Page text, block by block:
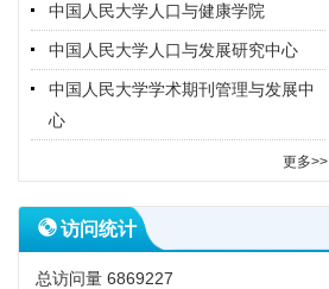
中国人民大学人口与健康学院
中国人民大学人口与发展研究中心
中国人民大学学术期刊管理与发展中
心
更多>>
访问统计
总访问量 6869227